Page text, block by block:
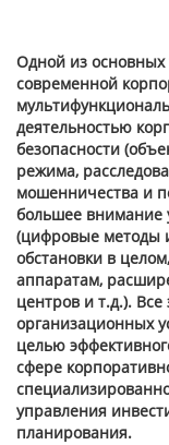
Одной из
современной
деятельностью
безопасности
режима,
мошенничества и
большее внимание
(цифровые методы
обстановки в
аппаратам,
центров и т.д.). Все
организационных
целью
сфере
управления
планирования.